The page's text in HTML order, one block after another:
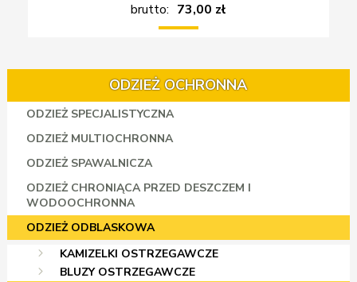
ODZIEŻ OCHRONNA
ODZIEŻ SPECJALISTYCZNA
ODZIEŻ MULTIOCHRONNA
ODZIEŻ SPAWALNICZA
ODZIEŻ CHRONIĄCA PRZED DESZCZEM I
WODOOCHRONNA
ODZIEŻ ODBLASKOWA
KAMIZELKI OSTRZEGAWCZE
BLUZY OSTRZEGAWCZE
brutto: 73,00 zł